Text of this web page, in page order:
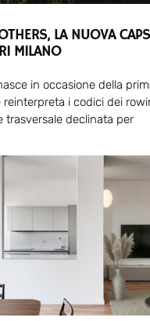
LA NUOVA
MILANO
in occasione della
reinterpreta i codici dei
trasversale declinata per